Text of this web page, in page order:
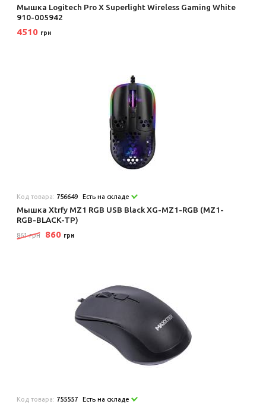
Мышка Logitech Pro X Superlight Wireless Gaming White
910-005942
4510 грн
Код товара: 756649 Есть на складе
Мышка Xtrfy MZ1 RGB USB Black XG-MZ1-RGB (MZ1-
RGB-BLACK-TP)
861 грн 860 грн
Код товара: 755557 Есть на складе